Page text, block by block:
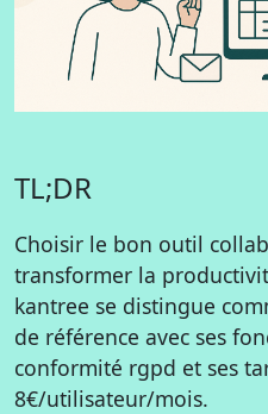
TL;DR
Choisir le bon outil
transformer la
kantree se distingue
de référence avec ses
conformité rgpd et ses
8€/utilisateur/mois.